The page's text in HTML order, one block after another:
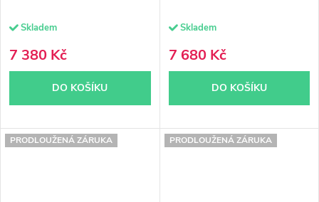
Skladem
7 380 Kč
DO KOŠÍKU
Skladem
7 680 Kč
DO KOŠÍKU
PRODLOUŽENÁ ZÁRUKA PRODLOUŽENÁ ZÁRUKA